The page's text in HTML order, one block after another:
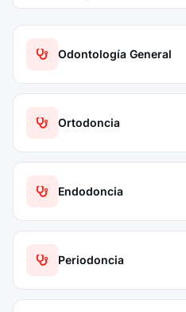
Odontología General
Ortodoncia
Endodoncia
Periodoncia